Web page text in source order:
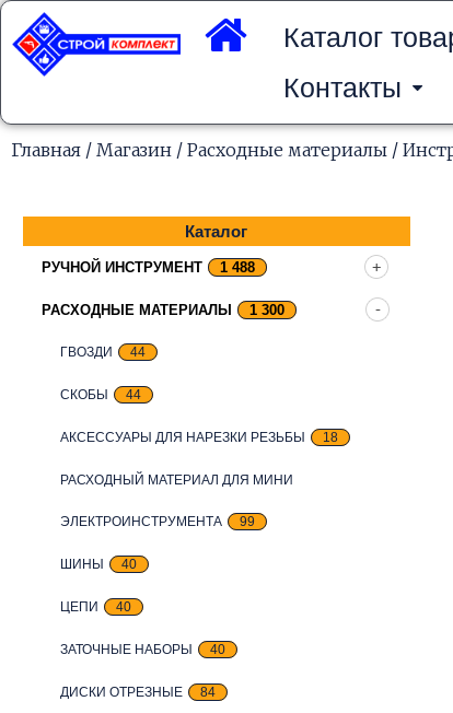
Перейти
содержимому
Каталог
Контакты
Главная / Магазин / Расходные материалы /
Каталог
РУЧНОЙ ИНСТРУМЕНТ 1 488
РАСХОДНЫЕ МАТЕРИАЛЫ 1 300
ГВОЗДИ 44
СКОБЫ 44
АКСЕССУАРЫ ДЛЯ НАРЕЗКИ РЕЗЬБЫ 18
РАСХОДНЫЙ МАТЕРИАЛ ДЛЯ МИНИ
ЭЛЕКТРОИНСТРУМЕНТА 99
ШИНЫ 40
ЦЕПИ 40
ЗАТОЧНЫЕ НАБОРЫ 40
ДИСКИ ОТРЕЗНЫЕ 84